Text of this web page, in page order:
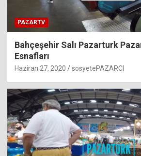
PAZARTV
Bahçeşehir Salı Pazarturk
Esnafları
Haziran 27, 2020 sosyetePAZARCI